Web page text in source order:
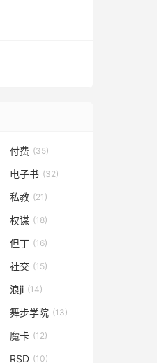
付费 (35)
电子书 (32)
私教 (21)
权谋 (18)
但丁 (16)
社交 (15)
浪ji (14)
舞步学院 (13)
魔卡 (12)
RSD (10)